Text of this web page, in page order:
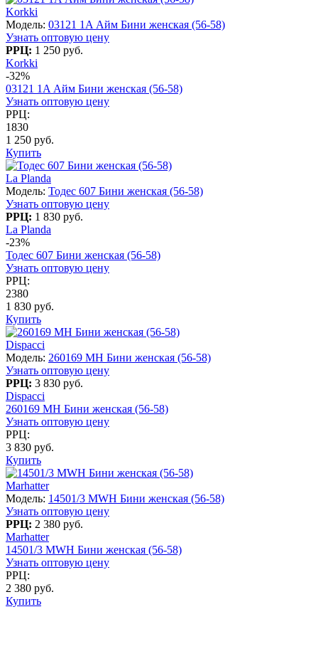
Korkki
Модель: 03121 1A Айм Бини женская (56-58)
Узнать оптовую цену
РРЦ: 1 250 руб.
Korkki
-32%
03121 1A Айм Бини женская (56-58)
Узнать оптовую цену
РРЦ:
1830
1 250 руб.
Купить
La Planda
Модель: Тодес 607 Бини женская (56-58)
Узнать оптовую цену
РРЦ: 1 830 руб.
La Planda
-23%
Тодес 607 Бини женская (56-58)
Узнать оптовую цену
РРЦ:
2380
1 830 руб.
Купить
Dispacci
Модель: 260169 MH Бини женская (56-58)
Узнать оптовую цену
РРЦ: 3 830 руб.
Dispacci
260169 MH Бини женская (56-58)
Узнать оптовую цену
РРЦ:
3 830 руб.
Купить
Marhatter
Модель: 14501/3 MWH Бини женская (56-58)
Узнать оптовую цену
РРЦ: 2 380 руб.
Marhatter
14501/3 MWH Бини женская (56-58)
Узнать оптовую цену
РРЦ:
2 380 руб.
Купить